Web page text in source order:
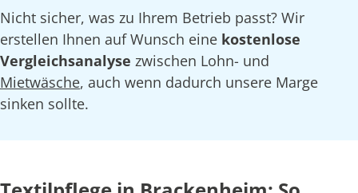
Nicht sicher, was zu Ihrem Betrieb passt? Wir
erstellen Ihnen auf Wunsch eine kostenlose
Vergleichsanalyse zwischen Lohn- und
Mietwäsche, auch wenn dadurch unsere Marge
sinken sollte.